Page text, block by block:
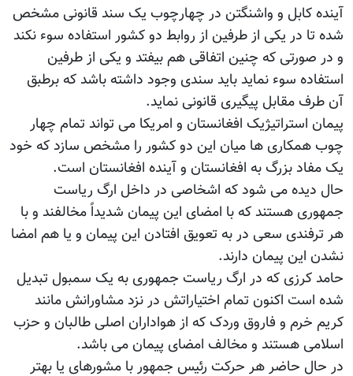
آینده کابل و واشنگتن در چهارچوب یک سند قانونی مشخص
شده تا در یکی از طرفین از روابط دو کشور استفاده سوء نکند
و در صورتی که چنین اتفاقی هم بیفتد و یکی از طرفین
استفاده سوء نماید باید سندی وجود داشته باشد که برطبق
آن طرف مقابل پیگیری قانونی نماید.
پیمان استراتیژیک افغانستان و امریکا می تواند تمام چهار
چوب همکاری ها میان این دو کشور را مشخص سازد که خود
یک مفاد بزرگ به افغانستان و آینده افغانستان است.
حال دیده می شود که اشخاصی در داخل ارگ ریاست
جمهوری هستند که با امضای این پیمان شدیداً مخالفند و با
هر ترفندی سعی در به تعویق افتادن این پیمان و یا هم امضا
نشدن این پیمان دارند.
حامد کرزی که در ارگ ریاست جمهوری به یک سمبول تبدیل
شده است اکنون تمام اختیاراتش در نزد مشاورانش مانند
کریم خرم و فاروق وردک که از هواداران اصلی طالبان و حزب
اسلامی هستند و مخالف امضای پیمان می باشد.
در حال حاضر هر حرکت رئیس جمهور با مشورهای یا بهتر